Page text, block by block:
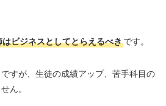
ビジネスとしてとらえるべきです。
すが、生徒の成績アップ、苦手科目の
ん。